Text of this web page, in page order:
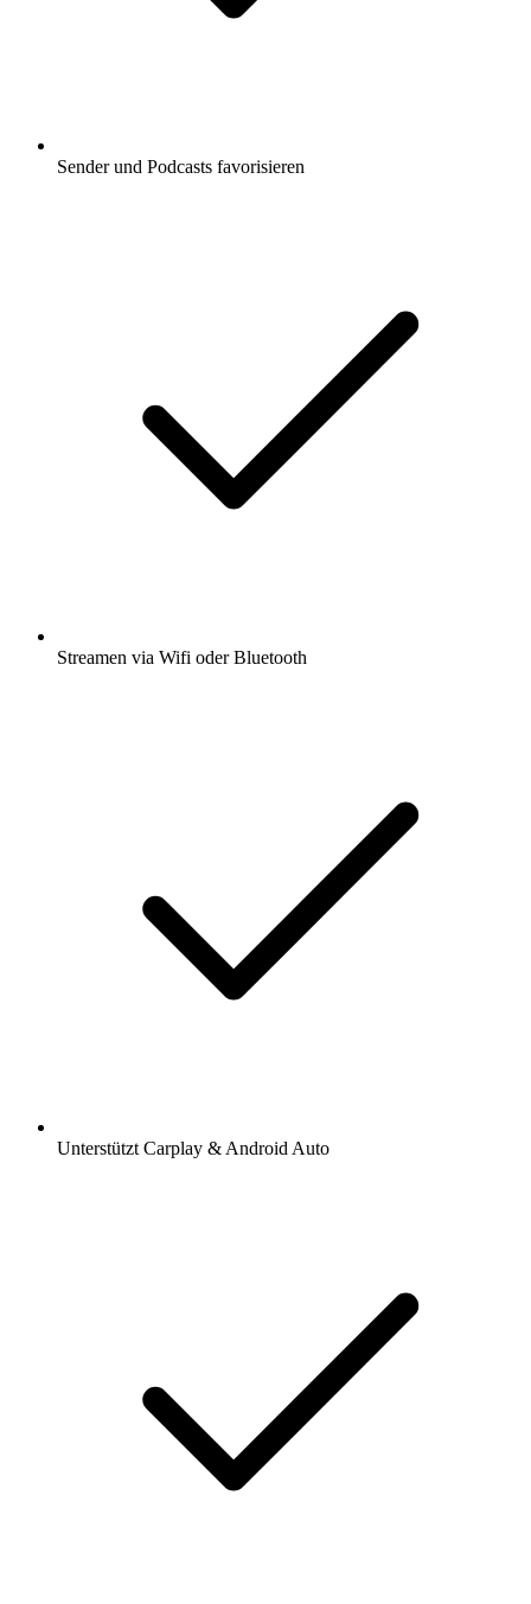
Sender und Podcasts favorisieren
Streamen via Wifi oder Bluetooth
Unterstützt Carplay & Android Auto